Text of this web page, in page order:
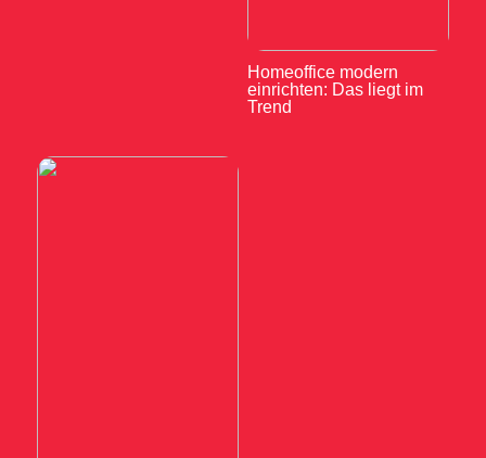
Homeoffice modern
einrichten: Das liegt im
Trend